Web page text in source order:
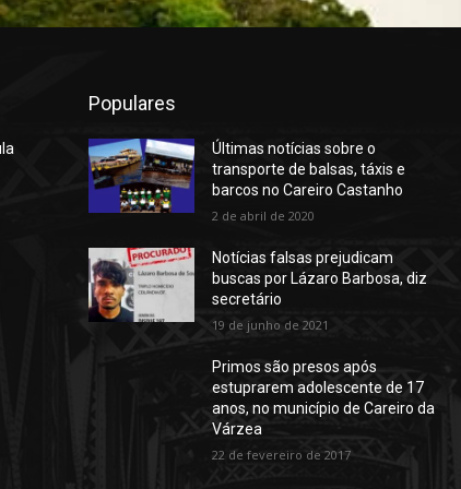
Populares
Últimas notícias sobre o
transporte de balsas, táxis e
barcos no Careiro Castanho
2 de abril de 2020
Notícias falsas prejudicam
buscas por Lázaro Barbosa, diz
secretário
19 de junho de 2021
Primos são presos após
estuprarem adolescente de 17
anos, no município de Careiro da
Várzea
22 de fevereiro de 2017